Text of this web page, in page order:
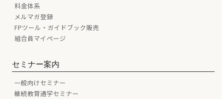
料金体系
メルマガ登録
FPツール・ガイドブック販売
組合員マイページ
セミナー案内
一般向けセミナー
継続教育通学セミナー